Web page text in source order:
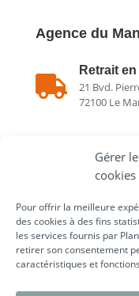
Gérer
cookies
Pour offrir la meilleure
des cookies à des fins
les services fournis par
retirer son consentement
caractéristiques et
Agence du

Retrait
21 Bvd.
72100 Le
21 Bvd.
72100 Le
 02 43